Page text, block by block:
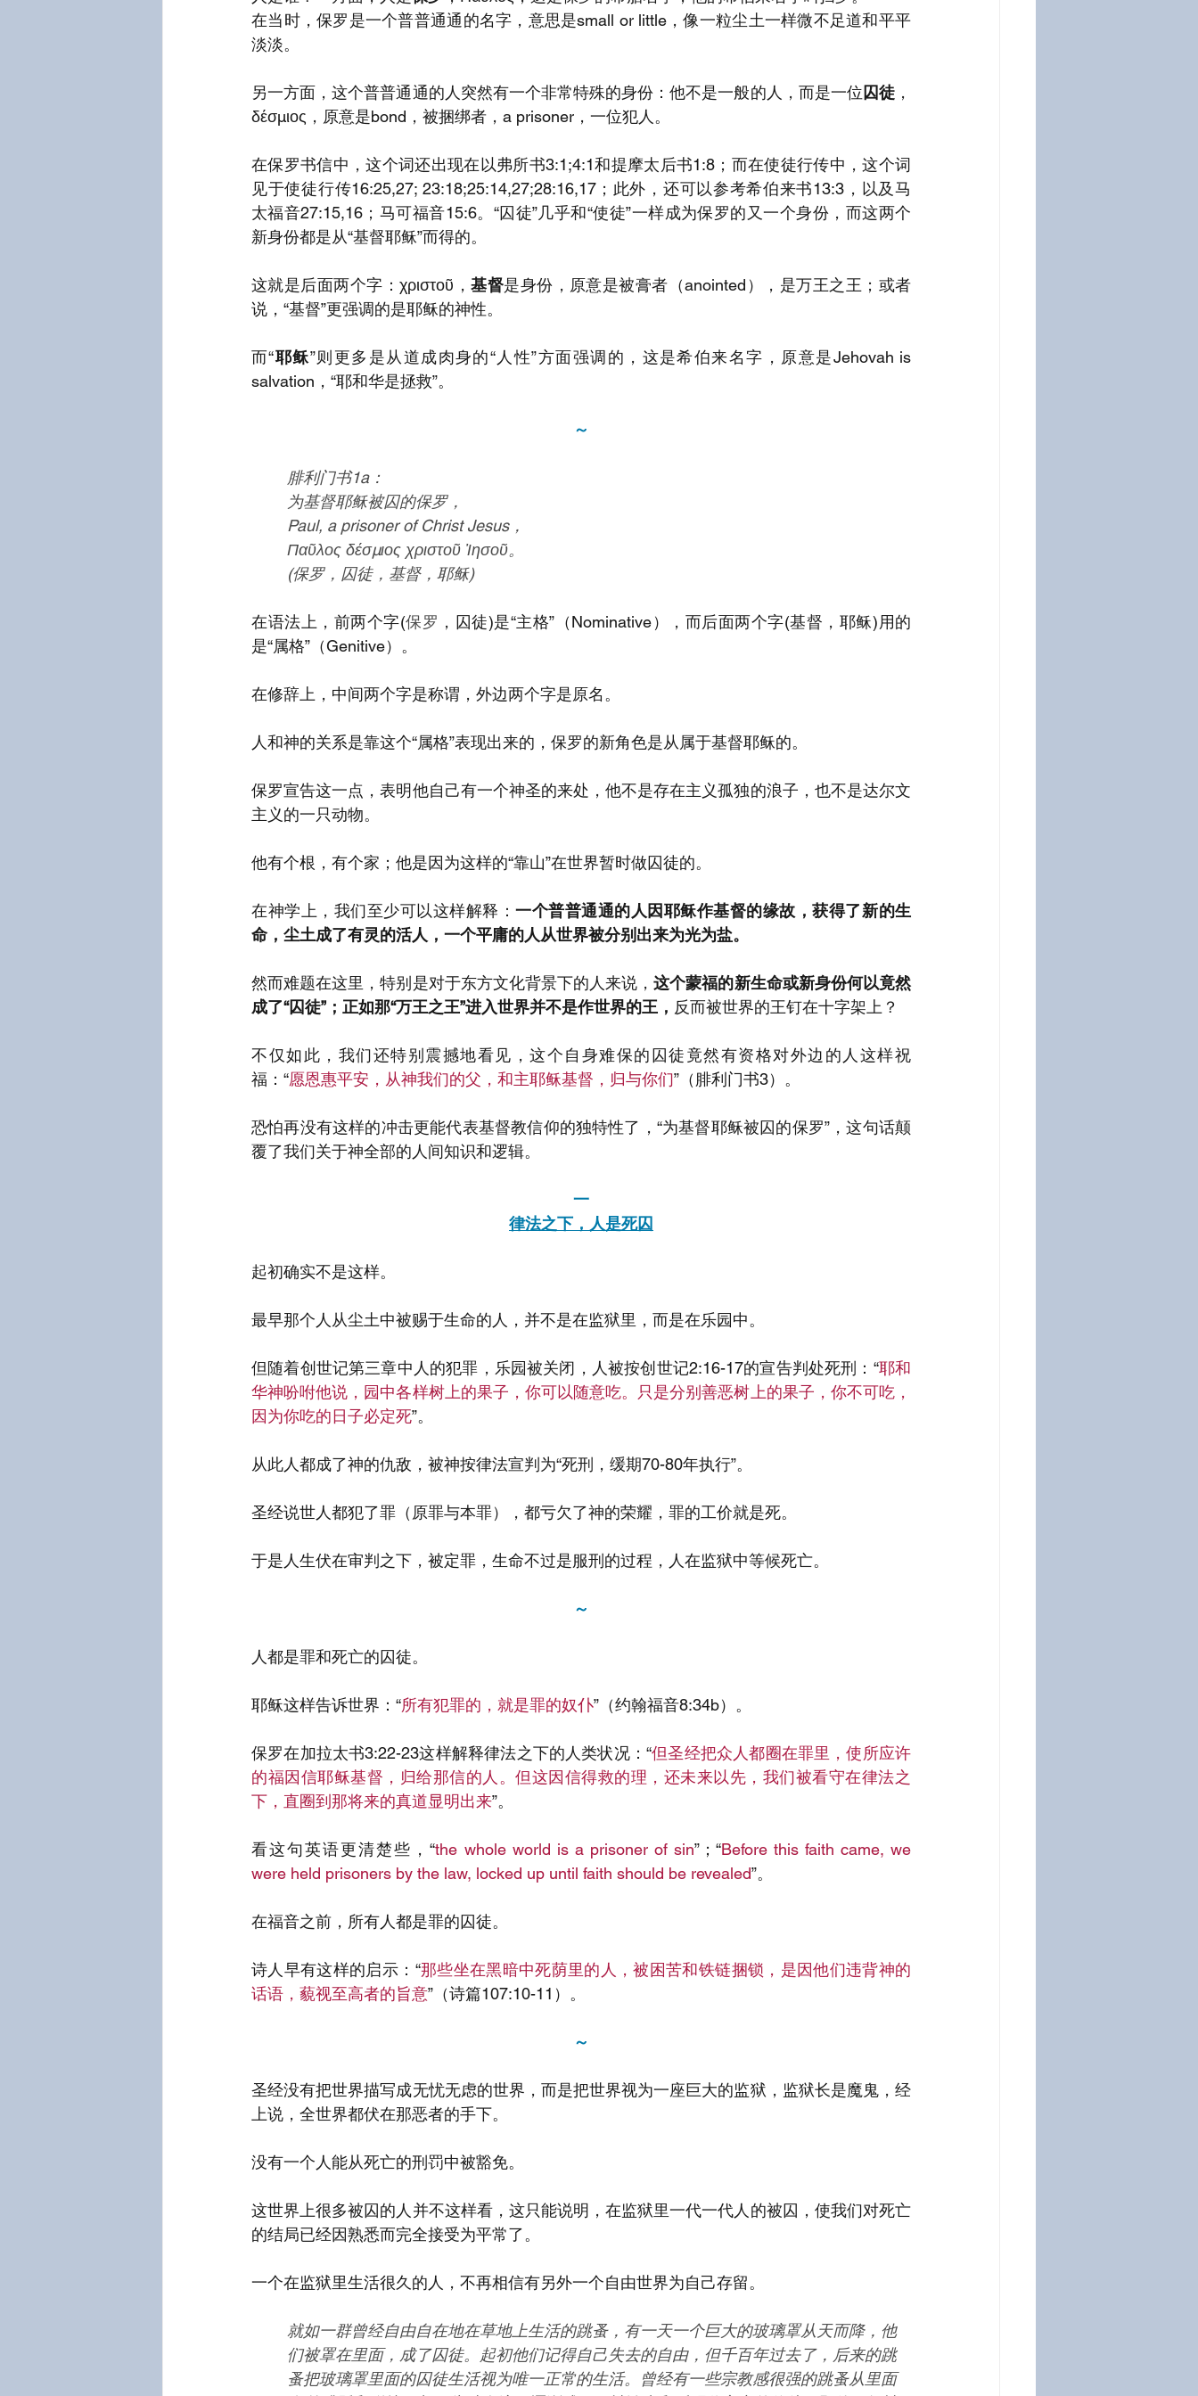
在当时，保罗是一个普普通通的名字，意思是small or little，像一粒尘土一样微不足道和平平
淡淡。
另一方面，这个普普通通的人突然有一个非常特殊的身份：他不是一般的人，而是一位囚徒 ，
δέσμιος，原意是bond，被捆绑者，a prisoner，一位犯人。
在保罗书信中，这个词还出现在以弗所书3:1;4:1和提摩太后书1:8；而在使徒行传中，这个词
见于使徒行传16:25,27; 23:18;25:14,27;28:16,17；此外，还可以参考希伯来书13:3，以及马
太福音27:15,16；马可福音15:6。“囚徒”几乎和“使徒”一样成为保罗的又一个身份，而这两个
新身份都是从“基督耶稣”而得的。
这就是后面两个字：χριστοῦ，基督是身份，原意是被膏者（anointed），是万王之王；或者
说，“基督”更强调的是耶稣的神性。
而“耶稣”则更多是从道成肉身的“人性”方面强调的，这是希伯来名字，原意是Jehovah is
salvation，“耶和华是拯救”。
～
腓利门书1a：
为基督耶稣被囚的保罗，
Paul, a prisoner of Christ Jesus，
Παῦλος δέσμιος χριστοῦ Ἰησοῦ。
(保罗，囚徒，基督，耶稣)
在语法上，前两个字(保罗 ，囚徒)是“主格”（Nominative），而后面两个字(基督，耶稣)用的
是“属格”（Genitive）。
在修辞上，中间两个字是称谓，外边两个字是原名。
人和神的关系是靠这个“属格”表现出来的，保罗的新角色是从属于基督耶稣的。
保罗宣告这一点，表明他自己有一个神圣的来处，他不是存在主义孤独的浪子，也不是达尔文
主义的一只动物。
他有个根，有个家；他是因为这样的“靠山”在世界暂时做囚徒的。
在神学上，我们至少可以这样解释：一个普普通通的人因耶稣作基督的缘故，获得了新的生
命，尘土成了有灵的活人，一个平庸的人从世界被分别出来为光为盐。
然而难题在这里，特别是对于东方文化背景下的人来说，这个蒙福的新生命或新身份何以竟然
成了“囚徒”；正如那“万王之王”进入世界并不是作世界的王， 反而被世界的王钉在十字架上？
不仅如此，我们还特别震撼地看见，这个自身难保的囚徒竟然有资格对外边的人这样祝
福：“愿恩惠平安，从神我们的父，和主耶稣基督，归与你们”（腓利门书3）。
恐怕再没有这样的冲击更能代表基督教信仰的独特性了，“为基督耶稣被囚的保罗”，这句话颠
覆了我们关于神全部的人间知识和逻辑。
一
律法之下，人是死囚
起初确实不是这样。
最早那个人从尘土中被赐于生命的人，并不是在监狱里，而是在乐园中。
但随着创世记第三章中人的犯罪，乐园被关闭，人被按创世记2:16-17的宣告判处死刑：“耶和
华神吩咐他说，园中各样树上的果子，你可以随意吃。只是分别善恶树上的果子，你不可吃，
因为你吃的日子必定死”。
从此人都成了神的仇敌，被神按律法宣判为“死刑，缓期70-80年执行”。
圣经说世人都犯了罪（原罪与本罪），都亏欠了神的荣耀，罪的工价就是死。
于是人生伏在审判之下，被定罪，生命不过是服刑的过程，人在监狱中等候死亡。
～
人都是罪和死亡的囚徒。
耶稣这样告诉世界：“所有犯罪的，就是罪的奴仆”（约翰福音8:34b）。
保罗在加拉太书3:22-23这样解释律法之下的人类状况：“但圣经把众人都圈在罪里，使所应许
的福因信耶稣基督，归给那信的人。但这因信得救的理，还未来以先，我们被看守在律法之
下，直圈到那将来的真道显明出来”。
看这句英语更清楚些，“the whole world is a prisoner of sin”；“Before this faith came, we
were held prisoners by the law, locked up until faith should be revealed”。
在福音之前，所有人都是罪的囚徒。
诗人早有这样的启示：“那些坐在黑暗中死荫里的人，被困苦和铁链捆锁，是因他们违背神的
话语，藐视至高者的旨意”（诗篇107:10-11）。
～
圣经没有把世界描写成无忧无虑的世界，而是把世界视为一座巨大的监狱，监狱长是魔鬼，经
上说，全世界都伏在那恶者的手下。
没有一个人能从死亡的刑罚中被豁免。
这世界上很多被囚的人并不这样看，这只能说明，在监狱里一代一代人的被囚，使我们对死亡
的结局已经因熟悉而完全接受为平常了。
一个在监狱里生活很久的人，不再相信有另外一个自由世界为自己存留。
就如一群曾经自由自在地在草地上生活的跳蚤，有一天一个巨大的玻璃罩从天而降，他
们被罩在里面，成了囚徒。起初他们记得自己失去的自由，但千百年过去了，后来的跳
蚤把玻璃罩里面的囚徒生活视为唯一正常的生活。曾经有一些宗教感很强的跳蚤从里面